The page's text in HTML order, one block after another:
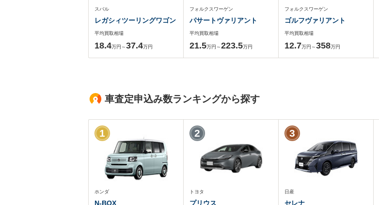
スバル
レガシィツーリングワゴン
平均買取相場
18.4万円～37.4万円
フォルクスワーゲン
パサートヴァリアント
平均買取相場
21.5万円～223.5万円
フォルクスワーゲン
ゴルフヴァリアント
平均買取相場
12.7万円～358万円
車査定申込み数ランキングから探す
ホンダ
N-BOX
1
トヨタ
プリウス
2
日産
セレナ
3